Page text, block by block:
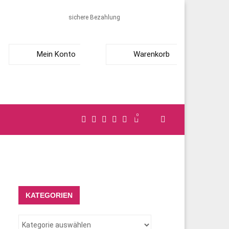
sichere Bezahlung
Mein Konto Warenkorb
0
KATEGORIEN